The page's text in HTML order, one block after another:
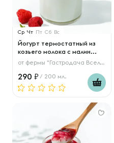
Ср Чт Пт Сб Вс
Йогурт термостатный из
козьего молока с малин...
от фермы "Гастродача Вселуг"
290 / 200 мл.